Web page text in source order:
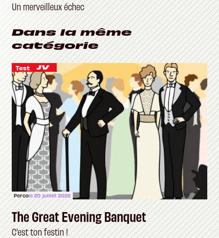
Un merveilleux échec
Dans la même
catégorie
Test
Percole 20 juillet 2026
The Great Evening Banquet
C’est ton festin !